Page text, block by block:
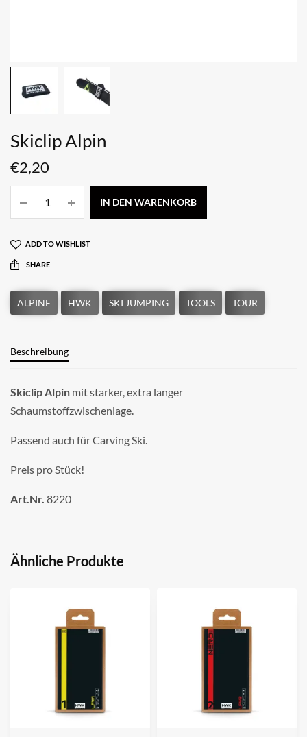
Skiclip Alpin
€2,20
IN DEN WARENKORB
ADD TO WISHLIST
SHARE
Beschreibung
Skiclip Alpin mit starker, extra langer
Schaumstoffzwischenlage.
Passend auch für Carving Ski.
Preis pro Stück!
Art.Nr.8220
Ähnliche Produkte